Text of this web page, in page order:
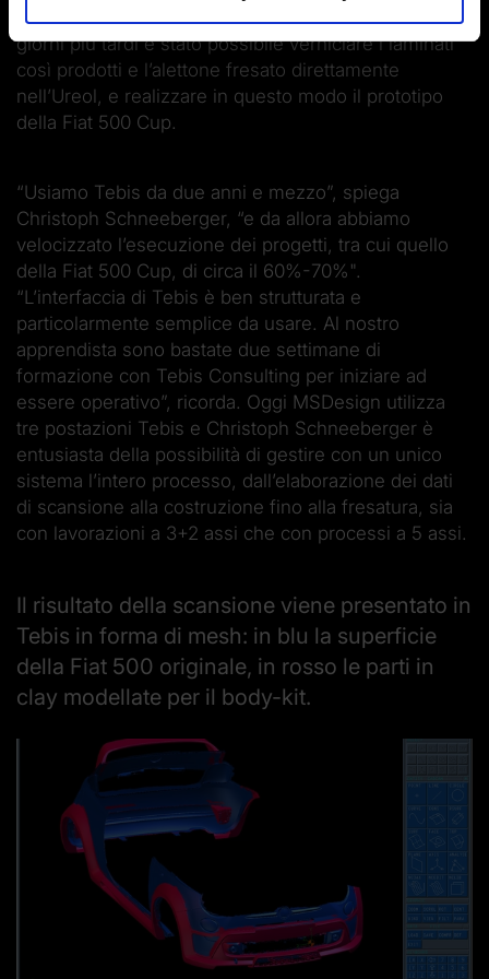
laminazione per i componenti del prototipo. Pochi
giorni più tardi è stato possibile verniciare i laminati
così prodotti e l’alettone fresato direttamente
nell’Ureol, e realizzare in questo modo il prototipo
della Fiat 500 Cup.
“Usiamo Tebis da due anni e mezzo”, spiega
Christoph Schneeberger, “e da allora abbiamo
velocizzato l’esecuzione dei progetti, tra cui quello
della Fiat 500 Cup, di circa il 60%-70%".
“L’interfaccia di Tebis è ben strutturata e
particolarmente semplice da usare. Al nostro
apprendista sono bastate due settimane di
formazione con Tebis Consulting per iniziare ad
essere operativo”, ricorda. Oggi MS­Design utilizza
tre postazioni Tebis e Christoph Schneeberger è
entusiasta della possibilità di gestire con un unico
sistema l’intero processo, dall’elaborazione dei dati
di scansione alla costruzione fino alla fresatura, sia
con lavorazioni a 3+2 assi che con processi a 5 assi.
Il risultato della scansione viene presentato in
Tebis in forma di mesh: in blu la superficie
della Fiat 500 originale, in rosso le parti in
clay modellate per il body-kit.